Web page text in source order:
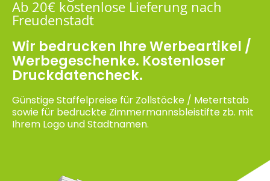
Ab 20€ kostenlose Lieferung nach
Freudenstadt
Wir bedrucken Ihre Werbeartikel /
Werbegeschenke. Kostenloser
Druckdatencheck.
Günstige Staffelpreise für Zollstöcke / Metertstab
sowie für bedruckte Zimmermannsbleistifte zb. mit
Ihrem Logo und Stadtnamen.